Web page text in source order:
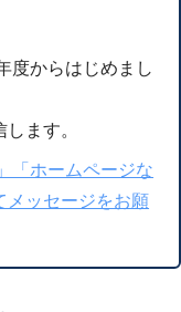
度からはじめまし
ます。
「ホームページな
メッセージをお願